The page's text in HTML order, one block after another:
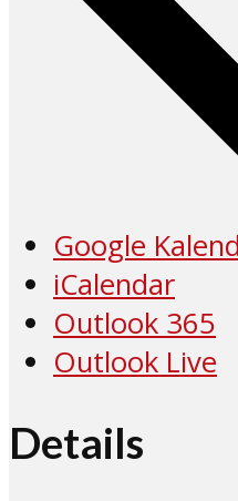
Google
iCalendar
Outlook 365
Outlook Live
Details